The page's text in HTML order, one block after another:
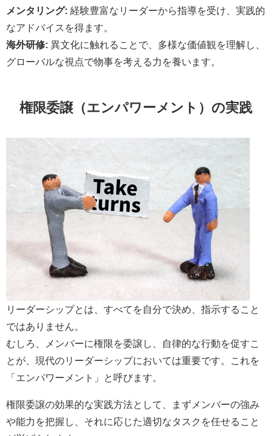
メンタリング: 経験豊富なリーダーから指導を受け、実践的
なアドバイスを得ます。
海外研修: 異文化に触れることで、多様な価値観を理解し、
グローバルな視点で物事を考える力を養います。
権限委譲（エンパワーメント）の実践
リーダーシップとは、すべてを自分で決め、指示すること
ではありません。
むしろ、メンバーに権限を委譲し、自律的な行動を促すこ
とが、現代のリーダーシップにおいては重要です。これを
「エンパワーメント」と呼びます。
権限委譲の効果的な実践方法として、まずメンバーの強み
や能力を把握し、それに応じた適切なタスクを任せること